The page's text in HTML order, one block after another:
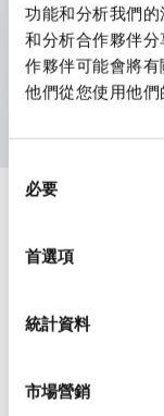
功能和分析我們
和分析合作夥伴
作夥伴可能會將
他們從您使用他們
必要
首選項
統計資料
市場營銷
按鈕開關、選擇
邊框顏色有黑色
LED照明帶來明
審美規範
環境規範
機械規格